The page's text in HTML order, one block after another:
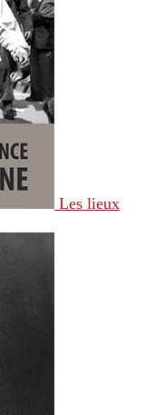
Les lieux